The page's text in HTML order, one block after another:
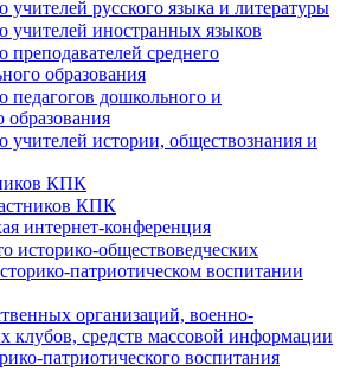
русского языка и литературы
иностранных языков
среднего
образования
дошкольного и
образования
истории, обществознания и
КПК
КПК
интернет-конференция
историко-обществоведческих
патриотическом воспитании
организаций, военно-
клубов, средств массовой информации
патриотического воспитания